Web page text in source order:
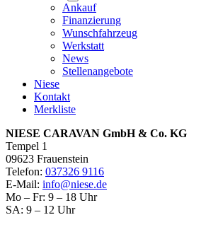
Ankauf
Finanzierung
Wunschfahrzeug
Werkstatt
News
Stellenangebote
Niese
Kontakt
Merkliste
NIESE CARAVAN GmbH & Co. KG
Tempel 1
09623 Frauenstein
Telefon: 037326 9116
E-Mail: info@niese.de
Mo – Fr: 9 – 18 Uhr
SA: 9 – 12 Uhr